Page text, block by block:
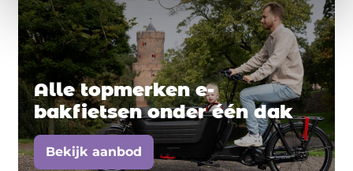
Alle topmerken e-
bakfietsen onder één dak
Bekijk aanbod